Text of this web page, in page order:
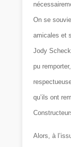
On se
amicales et
Jody
pu
qu’ils ont
Alors, à